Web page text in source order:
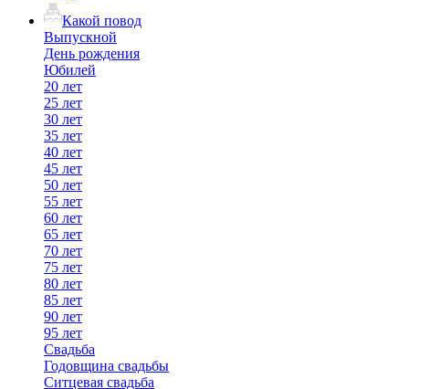
Какой повод
Выпускной
День рождения
Юбилей
20 лет
25 лет
30 лет
35 лет
40 лет
45 лет
50 лет
55 лет
60 лет
65 лет
70 лет
75 лет
80 лет
85 лет
90 лет
95 лет
Свадьба
Годовщина свадьбы
Ситцевая свадьба